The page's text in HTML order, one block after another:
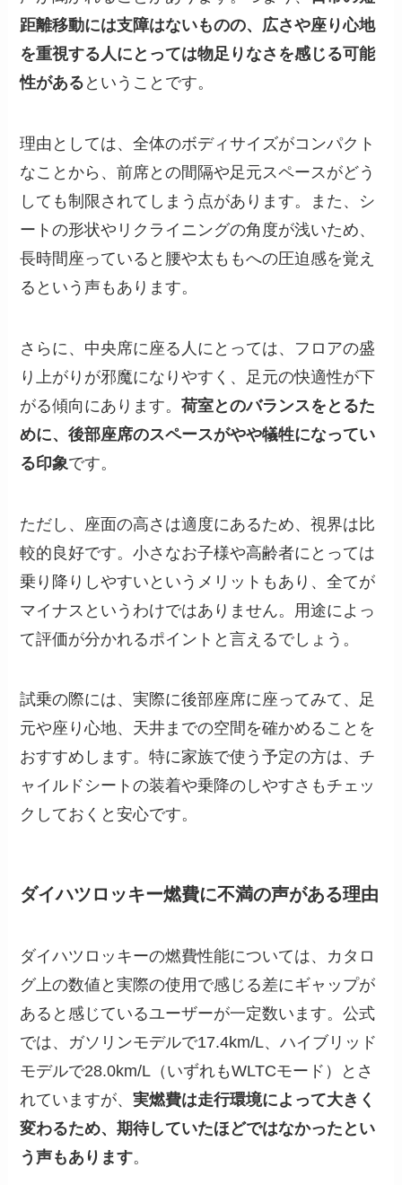
距離移動には支障はないものの、広さや座り心地
を重視する人にとっては物足りなさを感じる可能
性がある ということです。
理由としては、全体のボディサイズがコンパクト
なことから、前席との間隔や足元スペースがどう
しても制限されてしまう点があります。また、シ
ートの形状やリクライニングの角度が浅いため、
長時間座っていると腰や太ももへの圧迫感を覚え
るという声もあります。
さらに、中央席に座る人にとっては、フロアの盛
り上がりが邪魔になりやすく、足元の快適性が下
がる傾向にあります。荷室とのバランスをとるた
めに、後部座席のスペースがやや犠牲になってい
る印象です。
ただし、座面の高さは適度にあるため、視界は比
較的良好です。小さなお子様や高齢者にとっては
乗り降りしやすいというメリットもあり、全てが
マイナスというわけではありません。用途によっ
て評価が分かれるポイントと言えるでしょう。
試乗の際には、実際に後部座席に座ってみて、足
元や座り心地、天井までの空間を確かめることを
おすすめします。特に家族で使う予定の方は、チ
ャイルドシートの装着や乗降のしやすさもチェッ
クしておくと安心です。
ダイハツロッキー燃費に不満の声がある理由
ダイハツロッキーの燃費性能については、カタロ
グ上の数値と実際の使用で感じる差にギャップが
あると感じているユーザーが一定数います。公式
では、ガソリンモデルで17.4km/L、ハイブリッド
モデルで28.0km/L（いずれもWLTCモード）とさ
れていますが、実燃費は走行環境によって大きく
変わるため、期待していたほどではなかったとい
う声もあります。